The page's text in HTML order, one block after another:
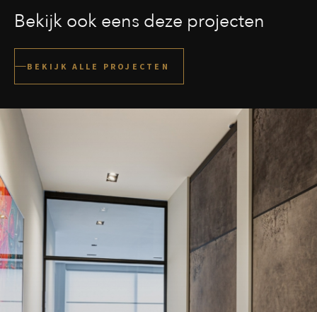
Bekijk ook eens deze projecten
BEKIJK ALLE PROJECTEN